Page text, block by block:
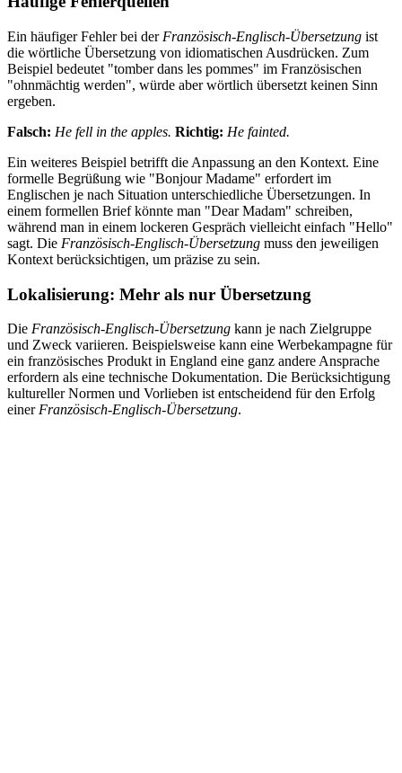
Ein häufiger Fehler bei der Französisch-Englisch-Übersetzung ist
die wörtliche Übersetzung von idiomatischen Ausdrücken. Zum
Beispiel bedeutet "tomber dans les pommes" im Französischen
"ohnmächtig werden", würde aber wörtlich übersetzt keinen Sinn
ergeben.
Falsch: He fell in the apples. Richtig: He fainted.
Ein weiteres Beispiel betrifft die Anpassung an den Kontext. Eine
formelle Begrüßung wie "Bonjour Madame" erfordert im
Englischen je nach Situation unterschiedliche Übersetzungen. In
einem formellen Brief könnte man "Dear Madam" schreiben,
während man in einem lockeren Gespräch vielleicht einfach "Hello"
sagt. Die Französisch-Englisch-Übersetzung muss den jeweiligen
Kontext berücksichtigen, um präzise zu sein.
Lokalisierung: Mehr als nur Übersetzung
Die Französisch-Englisch-Übersetzung kann je nach Zielgruppe
und Zweck variieren. Beispielsweise kann eine Werbekampagne für
ein französisches Produkt in England eine ganz andere Ansprache
erfordern als eine technische Dokumentation. Die Berücksichtigung
kultureller Normen und Vorlieben ist entscheidend für den Erfolg
einer Französisch-Englisch-Übersetzung.